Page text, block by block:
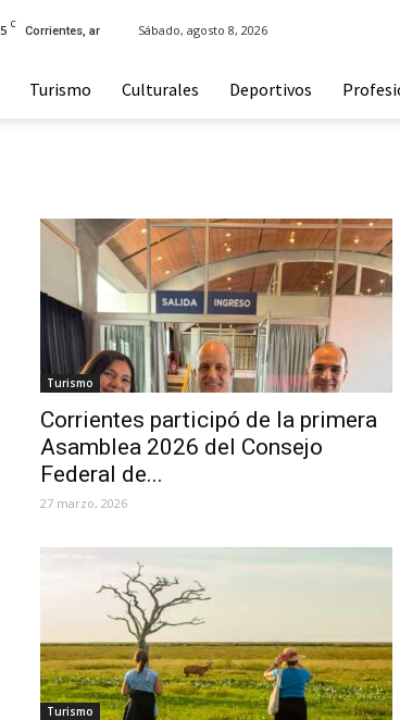
C
Corrientes, ar Sábado, agosto 8, 2026
Turismo Culturales Deportivos
Turismo
Corrientes participó de la primera
Asamblea 2026 del Consejo
Federal de...
27 marzo, 2026
Turismo